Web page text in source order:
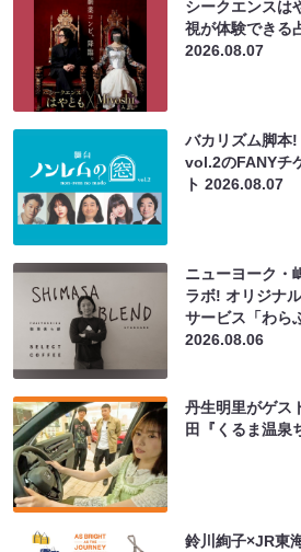
シークエンスは
視が体験できる
2026.08.07
バカリズム脚本!
vol.2のFANYチ
ト2026.08.07
ニューヨーク・
ラボ! オリジナ
サービス「わら
2026.08.06
丹生明里がゲス
田『くるま温泉
鈴川絢子×JR東